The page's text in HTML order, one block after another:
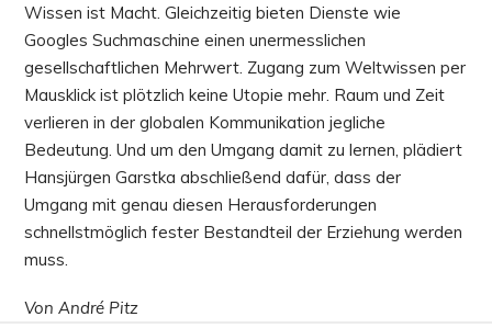
Wissen ist Macht. Gleichzeitig bieten Dienste wie
Googles Suchmaschine einen unermesslichen
gesellschaftlichen Mehrwert. Zugang zum Weltwissen per
Mausklick ist plötzlich keine Utopie mehr. Raum und Zeit
verlieren in der globalen Kommunikation jegliche
Bedeutung. Und um den Umgang damit zu lernen, plädiert
Hansjürgen Garstka abschließend dafür, dass der
Umgang mit genau diesen Herausforderungen
schnellstmöglich fester Bestandteil der Erziehung werden
muss.
Von André Pitz